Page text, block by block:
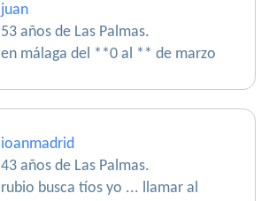
juan
53 años de Las Palmas.
en málaga del **0 al ** de marzo
ioanmadrid
43 años de Las Palmas.
rubio busca tíos yo ... llamar al